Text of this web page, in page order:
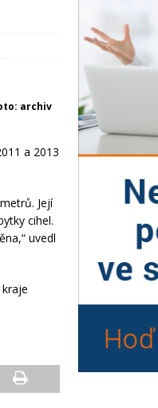
archiv
a 2013
Její
cihel.
uvedl